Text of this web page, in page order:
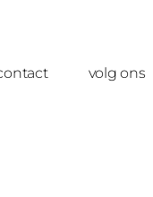
volg ons